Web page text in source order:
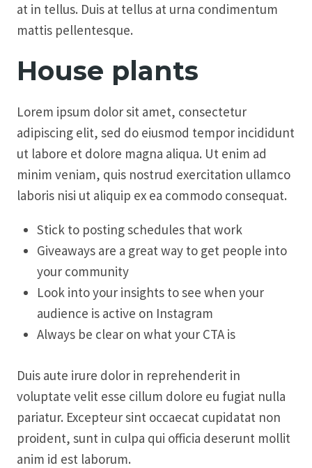
at in tellus. Duis at tellus at urna condimentum
mattis pellentesque.
House plants
Lorem ipsum dolor sit amet, consectetur
adipiscing elit, sed do eiusmod tempor incididunt
ut labore et dolore magna aliqua. Ut enim ad
minim veniam, quis nostrud exercitation ullamco
laboris nisi ut aliquip ex ea commodo consequat.
Stick to posting schedules that work
Giveaways are a great way to get people into
your community
Look into your insights to see when your
audience is active on Instagram
Always be clear on what your CTA is
Duis aute irure dolor in reprehenderit in
voluptate velit esse cillum dolore eu fugiat nulla
pariatur. Excepteur sint occaecat cupidatat non
proident, sunt in culpa qui officia deserunt mollit
anim id est laborum.